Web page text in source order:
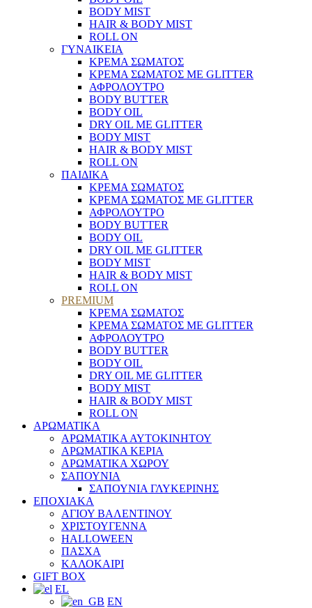
BODY MIST
HAIR & BODY MIST
ROLL ON
ΓΥΝΑΙΚΕΙΑ
ΚΡΕΜΑ ΣΩΜΑΤΟΣ
ΚΡΕΜΑ ΣΩΜΑΤΟΣ ΜΕ GLITTER
ΑΦΡΟΛΟΥΤΡΟ
BODY BUTTER
BODY OIL
DRY OIL ΜΕ GLITTER
BODY MIST
HAIR & BODY MIST
ROLL ON
ΠΑΙΔΙΚΑ
ΚΡΕΜΑ ΣΩΜΑΤΟΣ
ΚΡΕΜΑ ΣΩΜΑΤΟΣ ΜΕ GLITTER
ΑΦΡΟΛΟΥΤΡΟ
BODY BUTTER
BODY OIL
DRY OIL ΜΕ GLITTER
BODY MIST
HAIR & BODY MIST
ROLL ON
PREMIUM
ΚΡΕΜΑ ΣΩΜΑΤΟΣ
ΚΡΕΜΑ ΣΩΜΑΤΟΣ ΜΕ GLITTER
ΑΦΡΟΛΟΥΤΡΟ
BODY BUTTER
BODY OIL
DRY OIL ΜΕ GLITTER
BODY MIST
HAIR & BODY MIST
ROLL ON
ΑΡΩΜΑΤΙΚΑ
ΑΡΩΜΑΤΙΚΑ ΑΥΤΟΚΙΝΗΤΟΥ
ΑΡΩΜΑΤΙΚΑ ΚΕΡΙΑ
ΑΡΩΜΑΤΙΚΑ ΧΩΡΟΥ
ΣΑΠΟΥΝΙΑ
ΣΑΠΟΥΝΙΑ ΓΛΥΚΕΡΙΝΗΣ
ΕΠΟΧΙΑΚΑ
ΑΓΙΟΥ ΒΑΛΕΝΤΙΝΟΥ
ΧΡΙΣΤΟΥΓΕΝΝΑ
HALLOWEEN
ΠΑΣΧΑ
ΚΑΛΟΚΑΙΡΙ
GIFT BOX
EL
EN